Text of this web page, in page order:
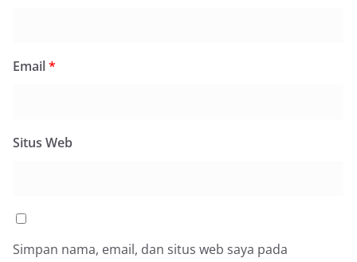
Email*
Situs Web
Simpan nama, email, dan situs web saya pada